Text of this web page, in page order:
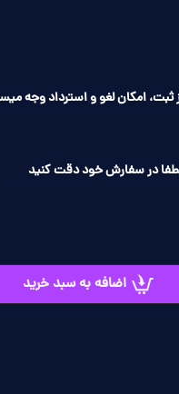
اضافه به سبد خرید
امکان لغو و استرداد وجه
در سفارش خود دقت کنید